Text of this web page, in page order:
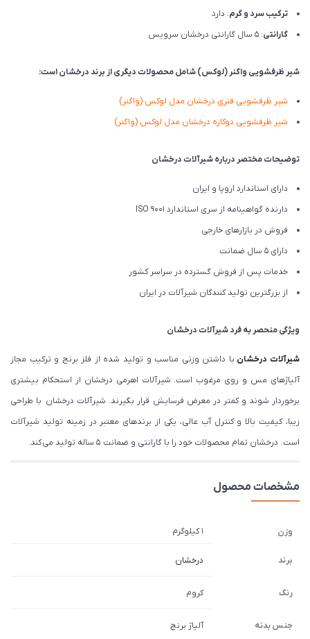
ترکیب سرد و گرم: دارد
گارانتی: 5 سال گارانتی درخشان سرویس
شیر ظرفشویی واگنر (لوکس) شامل محصولات دیگری از برند درخشان است:
شیر ظرفشويی فنری درخشان مدل لوکس (واگنر)
شیر ظرفشویی دوکاره درخشان مدل لوکس (واگنر)
توضیحات مختصر درباره شیرآلات درخشان
دارای استاندارد اروپا و ایران
دارنده گواهینامه از سری استاندارد ISO 9001
فروش در بازارهای خارجی
دارای 5 سال ضمانت
خدمات پس از فروش گسترده در سراسر کشور
از بزرگترین تولید کنندگان شیرآلات در ایران
ویژگی منحصر به فرد شیرآلات درخشان
شیرآلات درخشان با داشتن وزنی مناسب و تولید شده از فلز برنج و ترکیب مجاز
آلیاژهای مس و روی مرغوب است. شیرآلات اهرمی درخشان از استحکام بیشتری
برخوردار شوند و کمتر در معرض فرسایش قرار بگیرند. شیرآلات درخشان با طراحی
زیبا، کیفیت بالا و کنترل آب عالی، یکی از برندهای معتبر در زمینه تولید شیرآلات
است. درخشان تمام محصولات خود را با گارانتی و ضمانت 5 ساله تولید می کند.
مشخصات محصول
وزن 1 کیلوگرم
برند درخشان
رنگ کروم
جنس بدنه آلیاژ برنج